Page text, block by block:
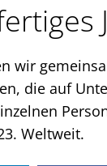
wir
die auf
Weltweit.